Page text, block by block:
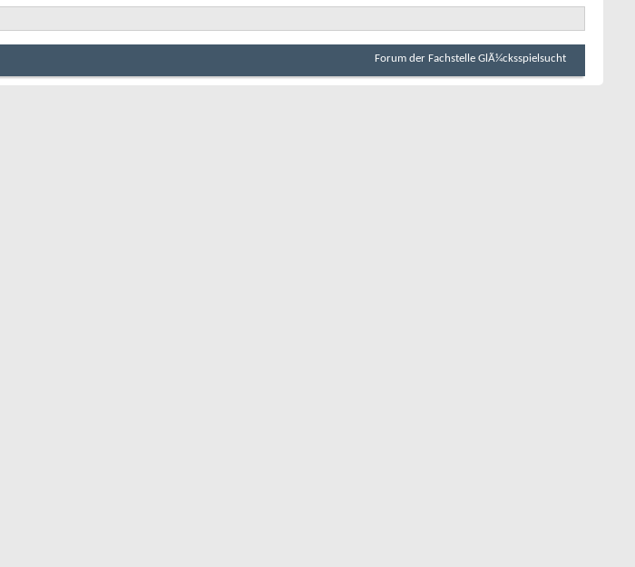
Forum der Fachstelle GlÃ¼cksspielsucht